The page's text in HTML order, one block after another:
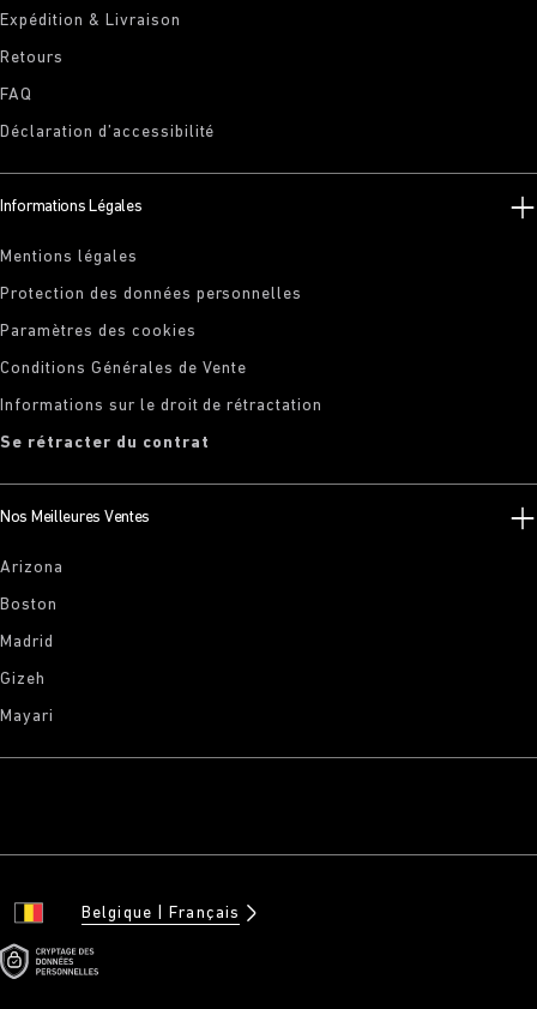
Expédition & Livraison
Retours
FAQ
Déclaration d’accessibilité
Informations Légales
Mentions légales
Protection des données personnelles
Paramètres des cookies
Conditions Générales de Vente
Informations sur le droit de rétractation
Se rétracter du contrat
Nos Meilleures Ventes
Arizona
Boston
Madrid
Gizeh
Mayari
Belgique Français